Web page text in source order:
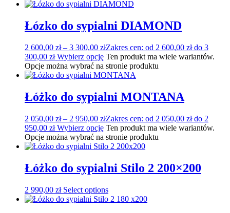
Łózko do sypialni DIAMOND
2 600,00 zł – 3 300,00 złZakres cen: od 2 600,00 zł do 3
300,00 zł Wybierz opcję Ten produkt ma wiele wariantów.
Opcje można wybrać na stronie produktu
Łóżko do sypialni MONTANA
2 050,00 zł – 2 950,00 złZakres cen: od 2 050,00 zł do 2
950,00 zł Wybierz opcję Ten produkt ma wiele wariantów.
Opcje można wybrać na stronie produktu
Łóżko do sypialni Stilo 2 200×200
2 990,00 zł Select options